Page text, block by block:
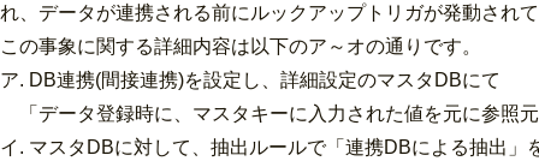
れ、データが連携される前にルックアップトリガが発動され
この事象に関する詳細内容は以下のア～オの通りです。
ア. DB連携(間接連携)を設定し、詳細設定のマスタDBにて
「データ登録時に、マスタキーに入力された値を元に参照
イ. マスタDBに対して、抽出ルールで「連携DBによる抽出」